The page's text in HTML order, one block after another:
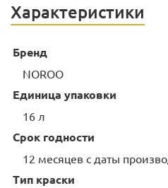
Характеристики
Бренд
NOROO
Единица упаковки
16 л
Срок годности
12 месяцев с даты
Тип краски